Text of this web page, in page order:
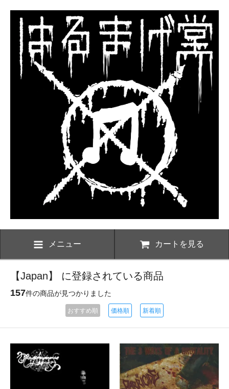
メニュー カートを見る
【Japan】 に登録されている商品
157件の商品が見つかりました
おすすめ順 価格順 新着順